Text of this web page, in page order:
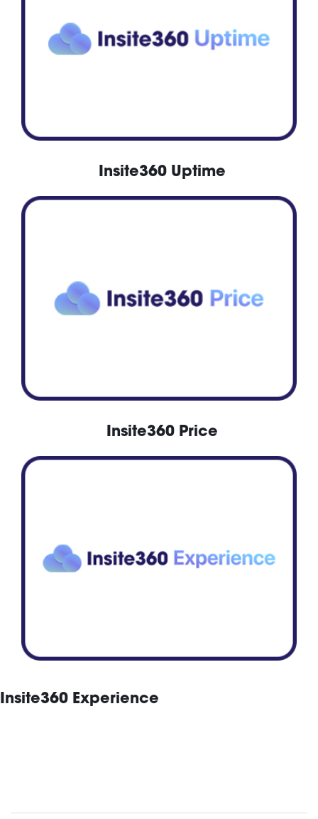
Insite360 Uptime
Insite360 Price
Insite360 Experience